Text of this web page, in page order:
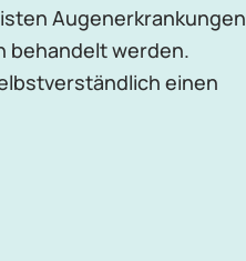
Augenerkrankungen
behandelt werden.
einen